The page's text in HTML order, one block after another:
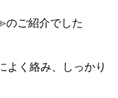
ご紹介でした
よく絡み、しっかり